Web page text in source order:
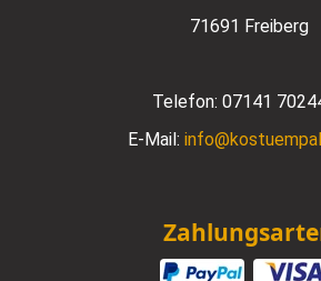
71691 Freiberg
Telefon: 07141
E-Mail: